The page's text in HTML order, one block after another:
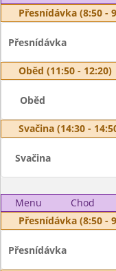
Přesnídávka (8:50 -
Přesnídávka
Oběd (11:50 - 12:20)
Oběd
Svačina (14:30 -
Svačina
Menu Chod
Přesnídávka (8:50 -
Přesnídávka